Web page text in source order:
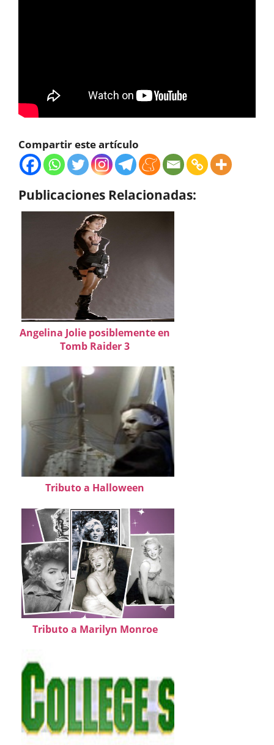
Compartir este artículo
Publicaciones Relacionadas:
Angelina Jolie posiblemente en
Tomb Raider 3
Tributo a Halloween
Tributo a Marilyn Monroe